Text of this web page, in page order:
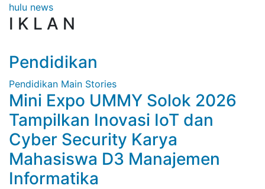
hulu news
I K L A N
Pendidikan
Pendidikan Main Stories
Mini Expo UMMY Solok 2026
Tampilkan Inovasi IoT dan
Cyber Security Karya
Mahasiswa D3 Manajemen
Informatika